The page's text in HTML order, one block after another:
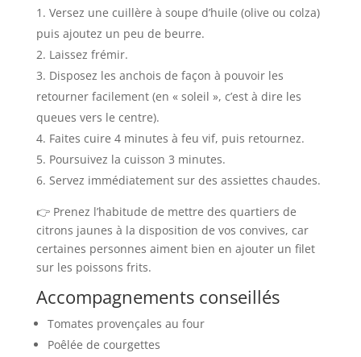
Versez une cuillère à soupe d’huile (olive ou colza)
puis ajoutez un peu de beurre.
Laissez frémir.
Disposez les anchois de façon à pouvoir les
retourner facilement (en « soleil », c’est à dire les
queues vers le centre).
Faites cuire 4 minutes à feu vif, puis retournez.
Poursuivez la cuisson 3 minutes.
Servez immédiatement sur des assiettes chaudes.
👉 Prenez l’habitude de mettre des quartiers de
citrons jaunes à la disposition de vos convives, car
certaines personnes aiment bien en ajouter un filet
sur les poissons frits.
Accompagnements conseillés
Tomates provençales au four
Poêlée de courgettes